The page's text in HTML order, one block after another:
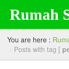
Rumah
Beranda
Tentang Kami
You are here :
/ Posts with tag [